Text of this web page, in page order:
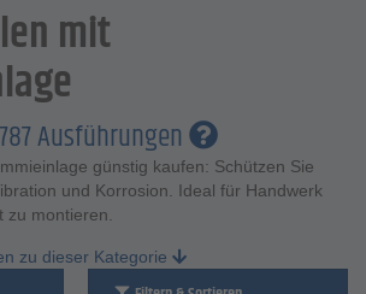
mit
Ausführungen
günstig kaufen: Schützen Sie
und Korrosion. Ideal für Handwerk
zu montieren.
zu dieser Kategorie